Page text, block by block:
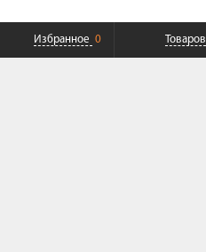
Избранное 0 Товаров